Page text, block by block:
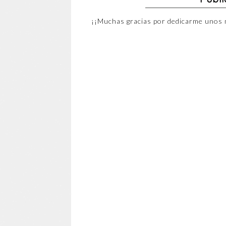
¡¡Muchas gracias por dedicarme